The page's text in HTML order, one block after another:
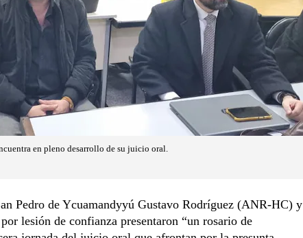
en pleno desarrollo de su juicio oral.
Pedro de Ycuamandyyú Gustavo Rodríguez (ANR-HC) y
lesión de confianza presentaron “un rosario de